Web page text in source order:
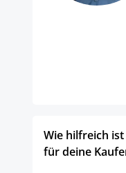
Wie hilfreich ist
für deine